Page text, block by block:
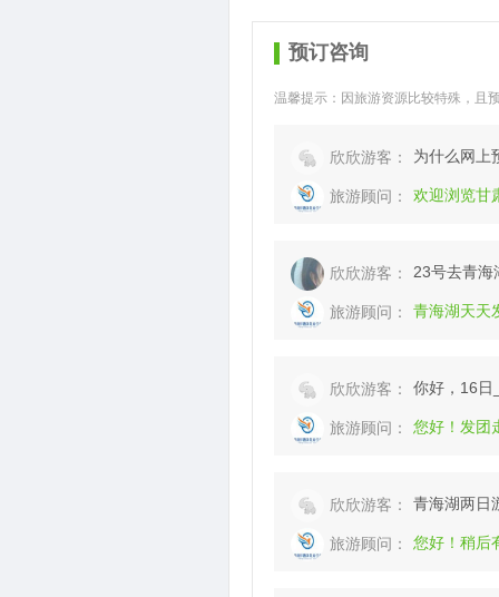
预订咨询
温馨提示：因旅游资源比较特殊，且
欣欣游客： 为什么网上
旅游顾问： 欢迎浏览甘
欣欣游客： 23号去青海
旅游顾问： 青海湖天天
欣欣游客： 你好，16日
旅游顾问： 您好！发团
欣欣游客： 青海湖两日
旅游顾问： 您好！稍后